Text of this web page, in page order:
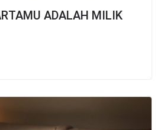
ADALAH MILIK